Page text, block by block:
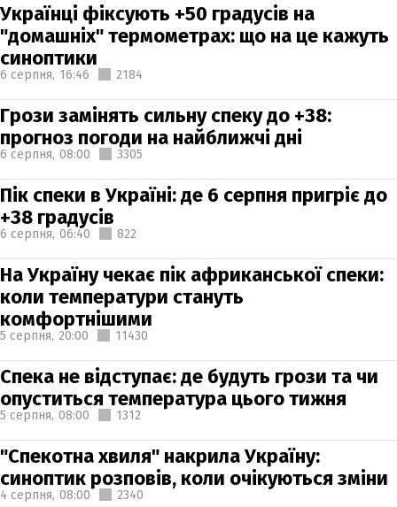
Українці фіксують +50 градусів на
"домашніх" термометрах: що на це кажуть
синоптики
6 серпня, 16:46 2184
Грози замінять сильну спеку до +38:
прогноз погоди на найближчі дні
6 серпня, 08:00 3305
Пік спеки в Україні: де 6 серпня пригріє до
+38 градусів
6 серпня, 06:40 822
На Україну чекає пік африканської спеки:
коли температури стануть
комфортнішими
5 серпня, 20:00 11430
Спека не відступає: де будуть грози та чи
опуститься температура цього тижня
5 серпня, 08:00 1312
"Спекотна хвиля" накрила Україну:
синоптик розповів, коли очікуються зміни
4 серпня, 08:00 2340